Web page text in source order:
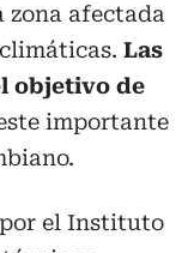
zona afectada
Las
objetivo de
importante
el Instituto